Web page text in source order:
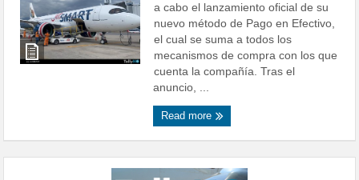
a cabo el lanzamiento oficial de su
nuevo método de Pago en Efectivo,
el cual se suma a todos los
mecanismos de compra con los que
cuenta la compañía. Tras el
anuncio, ...
Read more